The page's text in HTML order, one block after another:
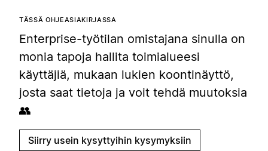
TÄSSÄ OHJEASIAKIRJASSA
Enterprise-työtilan omistajana sinulla on
monia tapoja hallita toimialueesi
käyttäjiä, mukaan lukien koontinäyttö,
josta saat tietoja ja voit tehdä muutoksia
👥
Siirry usein kysyttyihin kysymyksiin